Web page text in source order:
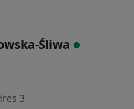
Śliwa
3